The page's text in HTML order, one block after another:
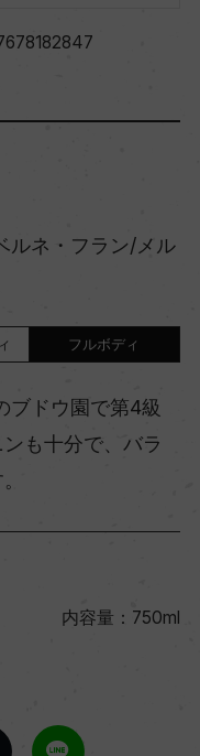
ルネ・フラン/メル
フルボディ
ブドウ園で第4級
も十分で、バラ
内容量：750ml